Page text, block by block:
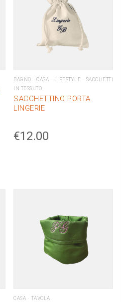
BAGNO CASA LIFESTYLE
SACCHETTI
IN TESSUTO
SACCHETTINO PORTA
LINGERIE
€12.00
CASA TAVOLA